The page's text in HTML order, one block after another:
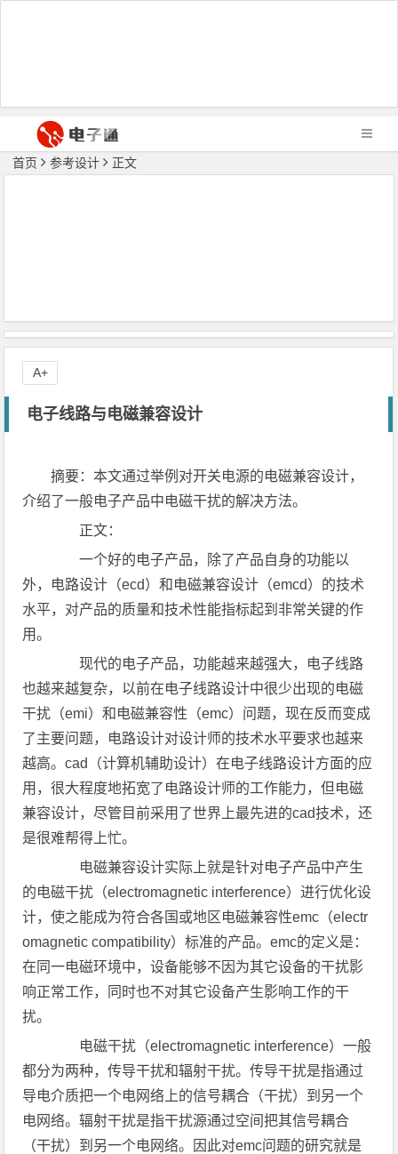
首页 参考设计 正文
电子线路与电磁兼容设计
摘要：本文通过举例对开关电源的电磁兼容设计，
介绍了一般电子产品中电磁干扰的解决方法。
正文：
一个好的电子产品，除了产品自身的功能以
外，电路设计（ecd）和电磁兼容设计（emcd）的技术
水平，对产品的质量和技术性能指标起到非常关键的作
用。
现代的电子产品，功能越来越强大，电子线路
也越来越复杂，以前在电子线路设计中很少出现的电磁
干扰（emi）和电磁兼容性（emc）问题，现在反而变成
了主要问题，电路设计对设计师的技术水平要求也越来
越高。cad（计算机辅助设计）在电子线路设计方面的应
用，很大程度地拓宽了电路设计师的工作能力，但电磁
兼容设计，尽管目前采用了世界上最先进的cad技术，还
是很难帮得上忙。
电磁兼容设计实际上就是针对电子产品中产生
的电磁干扰（electromagnetic interference）进行优化设
计，使之能成为符合各国或地区电磁兼容性emc（electr
omagnetic compatibility）标准的产品。emc的定义是：
在同一电磁环境中，设备能够不因为其它设备的干扰影
响正常工作，同时也不对其它设备产生影响工作的干
扰。
电磁干扰（electromagnetic interference）一般
都分为两种，传导干扰和辐射干扰。传导干扰是指通过
导电介质把一个电网络上的信号耦合（干扰）到另一个
电网络。辐射干扰是指干扰源通过空间把其信号耦合
（干扰）到另一个电网络。因此对emc问题的研究就是
A+